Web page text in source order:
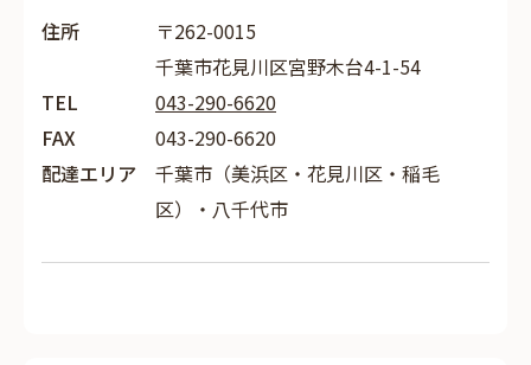
住所
〒262-0015
千葉市花見川区宮野木台4-1-54
TEL
043-290-6620
FAX
043-290-6620
配達エリア
千葉市（美浜区・花見川区・稲毛
区）・八千代市